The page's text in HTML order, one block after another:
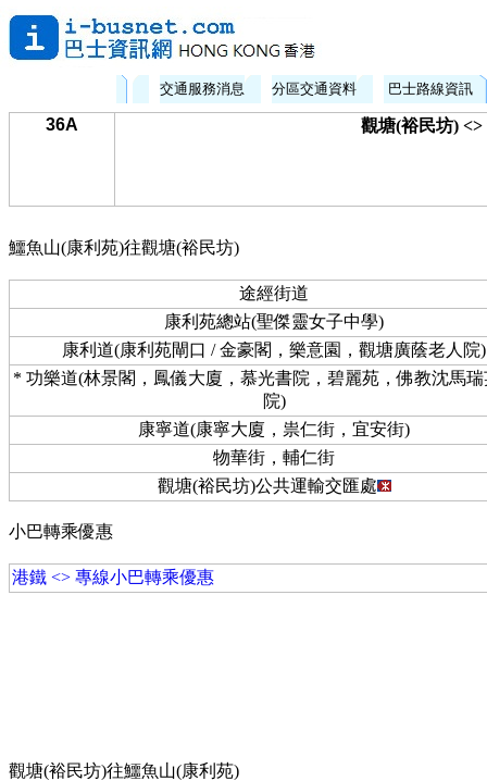
交通服務消息 分區交通資料 巴士路線資訊
36A 觀塘(裕民坊)
鱷魚山(康利苑)往觀塘(裕民坊)
途經街道
康利苑總站(聖傑靈女子中學)
康利道(康利苑閘口 / 金豪閣，樂意園，觀塘廣蔭老人院)
* 功樂道(林景閣，鳳儀大廈，慕光書院，碧麗苑，佛教沈馬
院)
康寧道(康寧大廈，祟仁街，宜安街)
物華街，輔仁街
觀塘(裕民坊)公共運輸交匯處
小巴轉乘優惠
港鐵 <> 專線小巴轉乘優惠
觀塘(裕民坊)往鱷魚山(康利苑)